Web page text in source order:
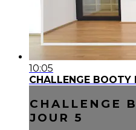
10:05
CHALLENGE BOOTY
CHALLENGE
JOUR 5